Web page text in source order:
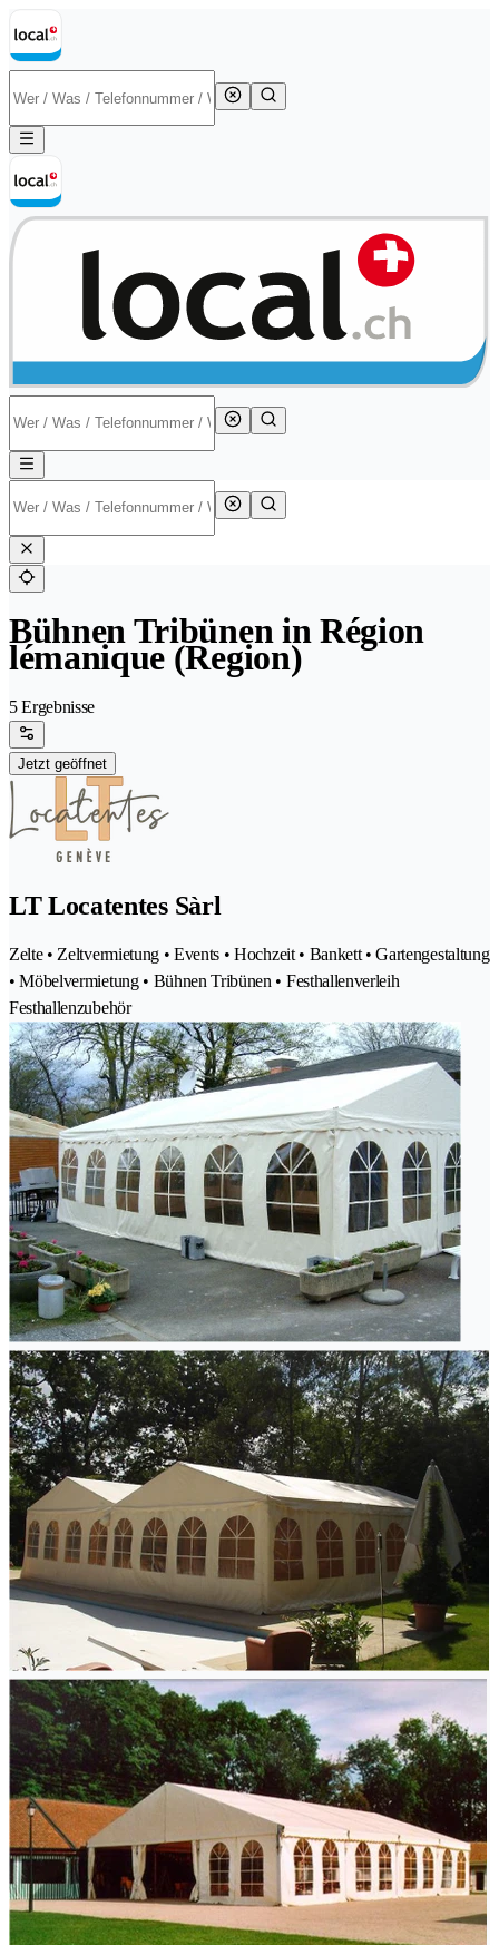
Bühnen Tribünen in Région
lémanique (Region)
5 Ergebnisse
Jetzt geöffnet
LT Locatentes Sàrl
Zelte • Zeltvermietung • Events • Hochzeit • Bankett • Gartengestaltung
• Möbelvermietung • Bühnen Tribünen • Festhallenverleih
Festhallenzubehör